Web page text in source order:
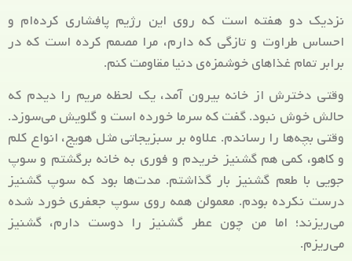
نزدیک دو هفته است که روی این رژیم پافشاری کرده‌ام و
احساس طراوت و تازگی که دارم، مرا مصمم کرده است که در
برابر تمام غذاهای خوشمزه‌ی دنیا مقاومت کنم.
وقتی دخترش از خانه بیرون آمد، یک لحظه مریم را دیدم که
حالش خوش نبود. گفت که سرما خورده است و گلویش می‌سوزد.
وقتی بچه‌ها را رساندم. علاوه بر سبزیجاتی مثل هویج، انواع کلم
و کاهو، کمی هم گشنیز خریدم و فوری به خانه برگشتم و سوپ
جویی با طعم گشنیز بار گذاشتم. مدت‌ها بود که سوپ گشنیز
درست نکرده بودم. معمولن همه روی سوپ جعفری خورد شده
می‌ریزند؛ اما من چون عطر گشنیز را دوست دارم، گشنیز
می‌ریزم.